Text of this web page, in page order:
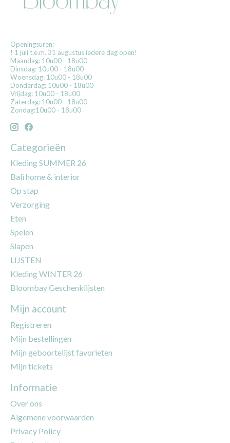
Openingsuren:
! 1 juli t.e.m. 31 augustus iedere dag open!
Maandag: 10u00 - 18u00
Dinsdag: 10u00 - 18u00
Woensdag: 10u00 - 18u00
Donderdag: 10u00 - 18u00
Vrijdag: 10u00 - 18u00
Zaterdag: 10u00 - 18u00
Zondag:10u00 - 18u00
Categorieën
Kleding SUMMER 26
Bali home & interior
Op stap
Verzorging
Eten
Spelen
Slapen
LIJSTEN
Kleding WINTER 26
Bloombay Geschenklijsten
Mijn account
Registreren
Mijn bestellingen
Mijn geboortelijst favorieten
Mijn tickets
Informatie
Over ons
Algemene voorwaarden
Privacy Policy